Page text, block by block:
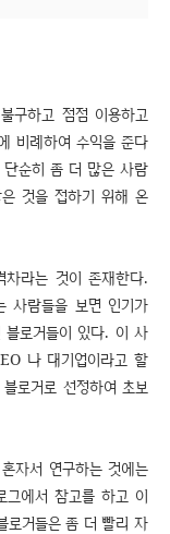
구하고 점점 이용하고
비례하여 수익을 준다
순히 좀 더 많은 사람
것을 접하기 위해 온
차라는 것이 존재한다.
사람들을 보면 인기가
블로거들이 있다. 이 사
나 대기업이라고 할
로거로 선정하여 초보
자서 연구하는 것에는
그에서 참고를 하고 이
로거들은 좀 더 빨리 자